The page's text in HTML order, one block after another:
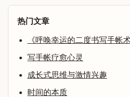
热门文章
《呼唤幸运的二度书写手帐
写手帐疗愈心灵
成长式思维与激情兴趣
时间的本质